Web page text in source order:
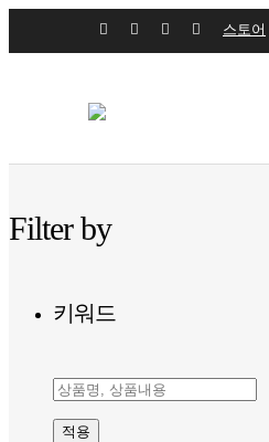
스토어
Filter by
키워드
적용